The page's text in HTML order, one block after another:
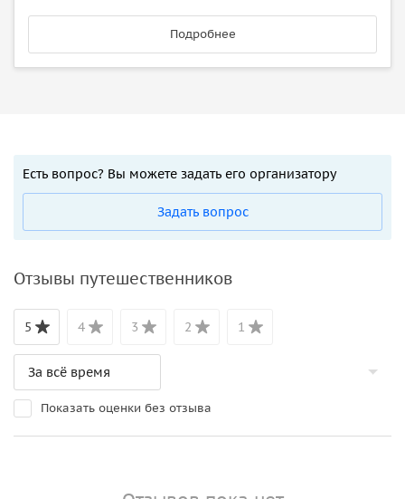
Подробнее
Есть вопрос? Вы можете задать его организатору
Задать вопрос
Отзывы путешественников
5 4 3 2 1
Показать оценки без отзыва